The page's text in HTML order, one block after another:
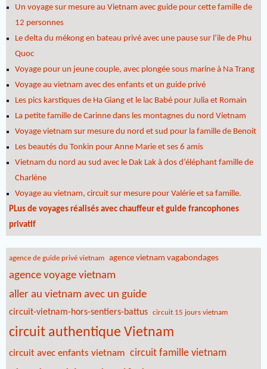
Un voyage sur mesure au Vietnam avec guide pour cette famille de
12 personnes
Le delta du mékong en bateau privé avec une pause sur l’ile de Phu
Quoc
Voyage pour un jeune couple, avec plongée sous marine à Na Trang
Voyage au vietnam avec des enfants et un guide privé
Les pics karstiques de Ha Giang et le lac Babé pour Julia et Romain
La petite famille de Carinne dans les montagnes du nord Vietnam
Voyage vietnam sur mesure du nord et sud pour la famille de Benoit
Les beautés du Tonkin pour Anne Marie et ses 6 amis
Vietnam du nord au sud avec le Dak Lak à dos d’éléphant famille de
Charlène
Voyage au vietnam, circuit sur mesure pour Valérie et sa famille.
PLus de voyages réalisés avec chauffeur et guide francophones
privatif
agence de guide privé vietnam agence vietnam vagabondages
agence voyage vietnam
aller au vietnam avec un guide
circuit-vietnam-hors-sentiers-battus circuit 15 jours vietnam
circuit authentique Vietnam
circuit avec enfants vietnam circuit famille vietnam